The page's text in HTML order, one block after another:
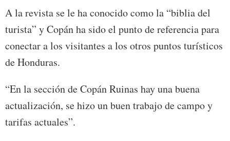
A la revista se le ha conocido como la “biblia del
turista” y Copán ha sido el punto de referencia para
conectar a los visitantes a los otros puntos turísticos
de Honduras.
“En la sección de Copán Ruinas hay una buena
actualización, se hizo un buen trabajo de campo y
tarifas actuales”.